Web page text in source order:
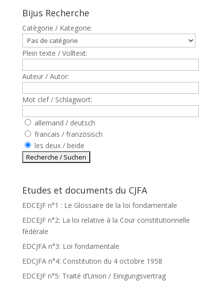
Bijus Recherche
Catègorie / Kategorie:
Plein texte / Volltext:
Auteur / Autor:
Mot clef / Schlagwort:
allemand / deutsch
francais / französisch
les deux / beide
Etudes et documents du CJFA
EDCEJF n°1 : Le Glossaire de la loi fondamentale
EDCEJF n°2: La loi relative à la Cour constitutionnelle
fédérale
EDCJFA n°3: Loi fondamentale
EDCJFA n°4: Constitution du 4 octobre 1958
EDCEJF n°5: Traité d’Union / Einigungsvertrag